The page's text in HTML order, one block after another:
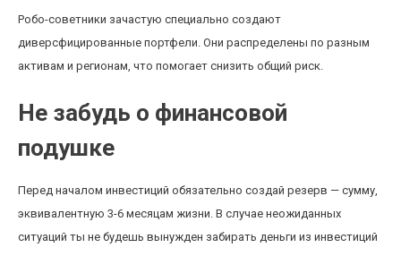
Робо-советники зачастую специально создают
диверсфицированные портфели. Они распределены по разным
активам и регионам, что помогает снизить общий риск.
Не забудь о финансовой
подушке
Перед началом инвестиций обязательно создай резерв — сумму,
эквивалентную 3-6 месяцам жизни. В случае неожиданных
ситуаций ты не будешь вынужден забирать деньги из инвестиций